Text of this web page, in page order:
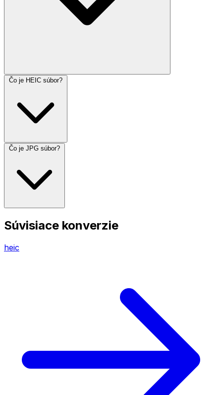
Čo je HEIC súbor?
Čo je JPG súbor?
Súvisiace konverzie
heic